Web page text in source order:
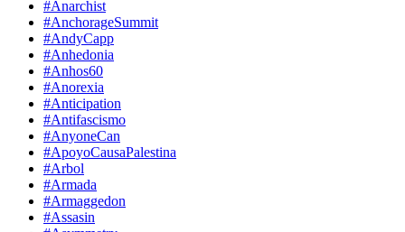
#Anarchist
#AnchorageSummit
#AndyCapp
#Anhedonia
#Anhos60
#Anorexia
#Anticipation
#Antifascismo
#AnyoneCan
#ApoyoCausaPalestina
#Arbol
#Armada
#Armaggedon
#Assasin